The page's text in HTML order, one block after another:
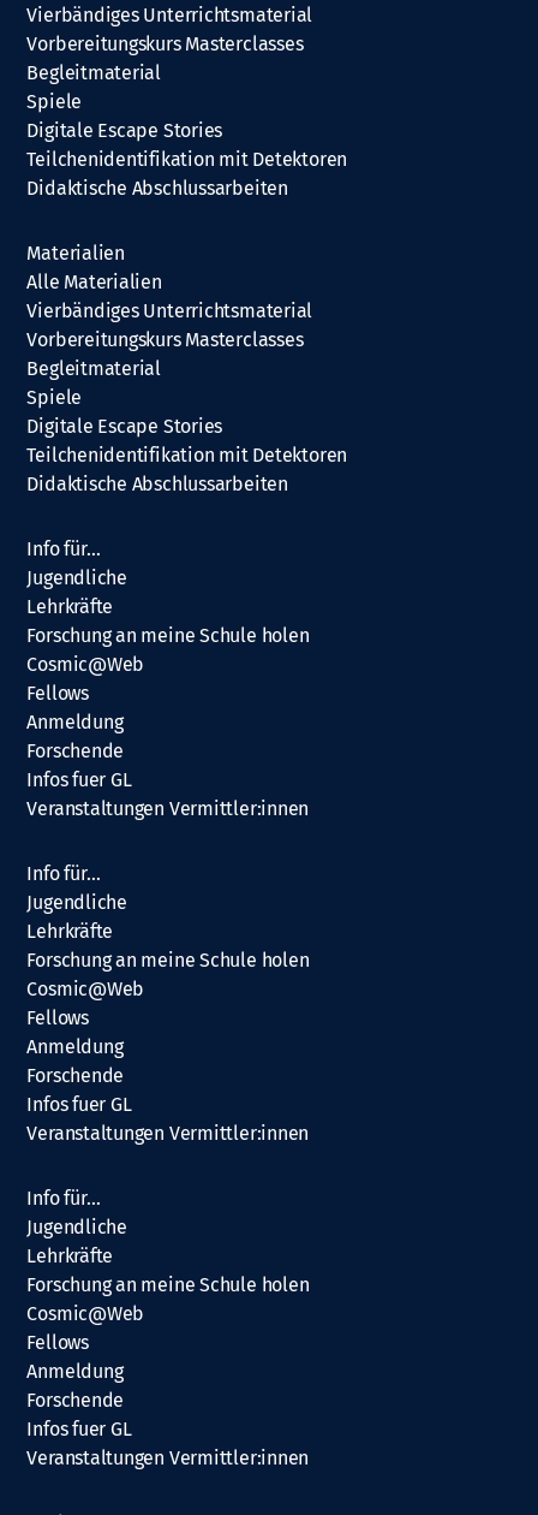
Vierbändiges Unterrichtsmaterial
Vorbereitungskurs Masterclasses
Begleitmaterial
Spiele
Digitale Escape Stories
Teilchenidentifikation mit Detektoren
Didaktische Abschlussarbeiten
Materialien
Alle Materialien
Vierbändiges Unterrichtsmaterial
Vorbereitungskurs Masterclasses
Begleitmaterial
Spiele
Digitale Escape Stories
Teilchenidentifikation mit Detektoren
Didaktische Abschlussarbeiten
Info für…
Jugendliche
Lehrkräfte
Forschung an meine Schule holen
Cosmic@Web
Fellows
Anmeldung
Forschende
Infos fuer GL
Veranstaltungen Vermittler:innen
Info für…
Jugendliche
Lehrkräfte
Forschung an meine Schule holen
Cosmic@Web
Fellows
Anmeldung
Forschende
Infos fuer GL
Veranstaltungen Vermittler:innen
Info für…
Jugendliche
Lehrkräfte
Forschung an meine Schule holen
Cosmic@Web
Fellows
Anmeldung
Forschende
Infos fuer GL
Veranstaltungen Vermittler:innen